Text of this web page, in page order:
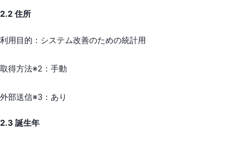
2.2 住所
利用目的： システム改善のための統計用
取得方法※2： 手動
外部送信※3： あり
2.3 誕生年